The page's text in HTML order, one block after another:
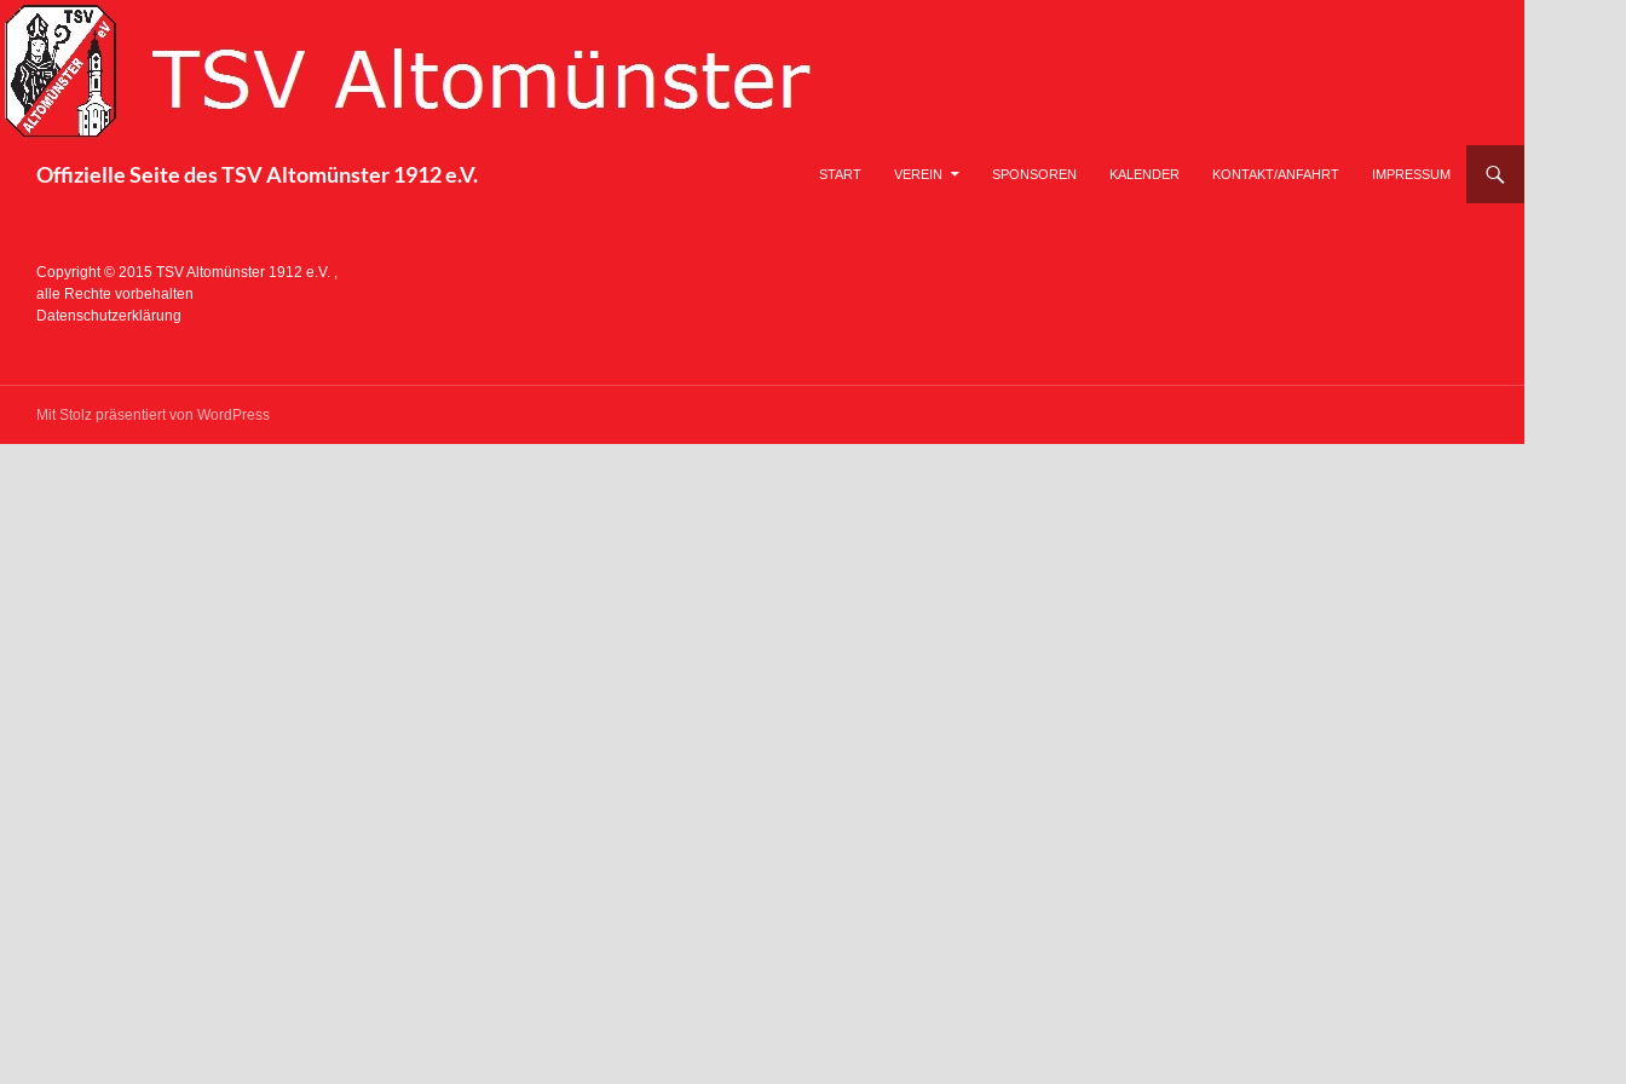
Offizielle Seite des TSV Altomünster 1912 e.V.
START
VEREIN SPONSOREN KALENDER KONTAKT/ANFAHRT IMPRESSUM
Copyright © 2015 TSV Altomünster 1912 e.V. ,
alle Rechte vorbehalten
Datenschutzerklärung
Mit Stolz präsentiert von WordPress